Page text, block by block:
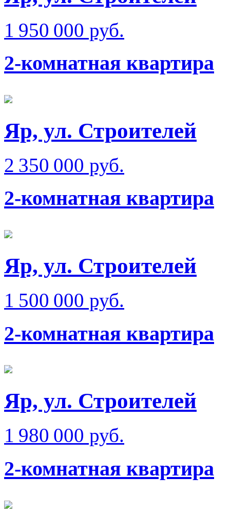
1 950 000 руб.
2-комнатная квартира
Яр, ул. Строителей
2 350 000 руб.
2-комнатная квартира
Яр, ул. Строителей
1 500 000 руб.
2-комнатная квартира
Яр, ул. Строителей
1 980 000 руб.
2-комнатная квартира